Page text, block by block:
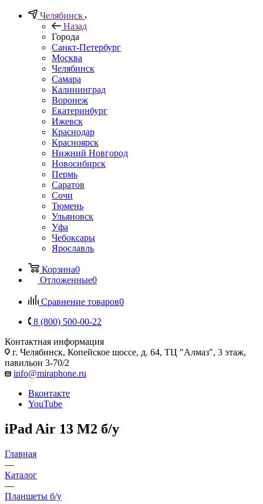
Челябинск
Назад
Города
Санкт-Петербург
Москва
Челябинск
Самара
Калининград
Воронеж
Екатеринбург
Ижевск
Краснодар
Красноярск
Нижний Новгород
Новосибирск
Пермь
Саратов
Сочи
Тюмень
Ульяновск
Уфа
Чебоксары
Ярославль
Корзина0
Отложенные0
Сравнение товаров0
8 (800) 500-00-22
Контактная информация
г. Челябинск, Копейское шоссе, д. 64, ТЦ "Алмаз", 3 этаж,
павильон 3-70/2
info@miraphone.ru
Вконтакте
YouTube
iPad Air 13 M2 б/у
Главная
—
Каталог
—
Планшеты б/у